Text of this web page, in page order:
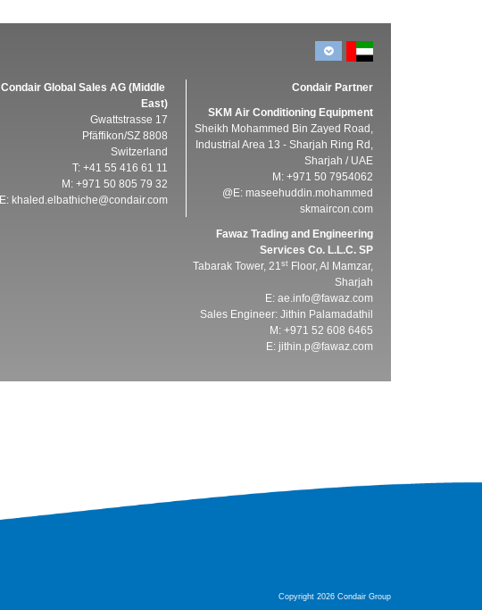
Condair Partner
SKM Air Conditioning Equipment
Sheikh Mohammed Bin Zayed Road,
Industrial Area 13 - Sharjah Ring Rd,
Sharjah / UAE
M: +971 50 7954062
E: maseehuddin.mohammed@
skmaircon.com
Fawaz Trading and Engineering
Services Co. L.L.C. SP
Tabarak Tower, 21st Floor, Al Mamzar,
Sharjah
E: ae.info@fawaz.com
Sales Engineer: Jithin Palamadathil
M: +971 52 608 6465
E: jithin.p@fawaz.com
Condair Global Sales AG (Middle
East)
Gwattstrasse 17
8808 Pfäffikon/SZ
Switzerland
T: +41 55 416 61 11
M: +971 50 805 79 32
E: khaled.elbathiche@condair.com
Copyright 2026 Condair Group